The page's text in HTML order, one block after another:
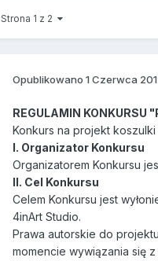
Strona 1 z 2
Opublikowano1 Czerwca
REGULAMIN
Konkurs na projekt
I. Organizator Konkursu
Organizatorem Konkursu
II. Cel Konkursu
Celem Konkursu jest
4inArt Studio.
Prawa autorskie do
momencie wywiązania się